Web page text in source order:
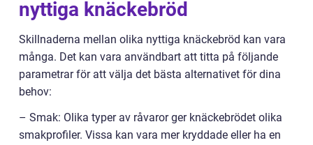
nyttiga knäckebröd
Skillnaderna mellan olika nyttiga knäckebröd kan vara
många. Det kan vara användbart att titta på följande
parametrar för att välja det bästa alternativet för dina
behov:
– Smak: Olika typer av råvaror ger knäckebrödet olika
smakprofiler. Vissa kan vara mer kryddade eller ha en